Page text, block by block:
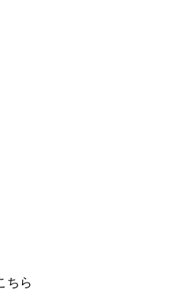
ちら